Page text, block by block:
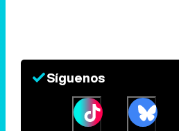
Síguenos